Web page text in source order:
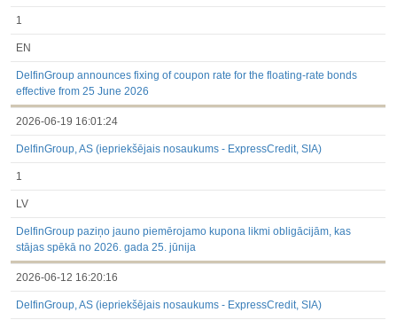
1
EN
DelfinGroup announces fixing of coupon rate for the floating-rate bonds
effective from 25 June 2026
2026-06-19 16:01:24
DelfinGroup, AS (iepriekšējais nosaukums - ExpressCredit, SIA)
1
LV
DelfinGroup paziņo jauno piemērojamo kupona likmi obligācijām, kas
stājas spēkā no 2026. gada 25. jūnija
2026-06-12 16:20:16
DelfinGroup, AS (iepriekšējais nosaukums - ExpressCredit, SIA)